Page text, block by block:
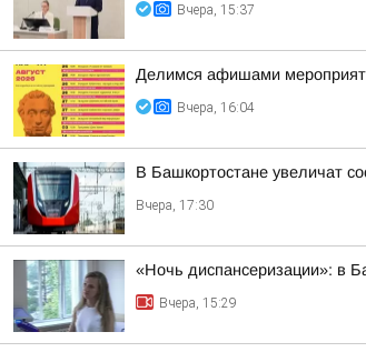
Вчера, 15:37
Делимся афишами
Вчера, 16:04
В Башкортостане увеличат
Вчера, 17:30
«Ночь диспансеризации»: в
Вчера, 15:29